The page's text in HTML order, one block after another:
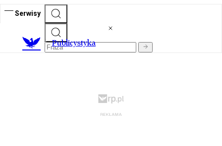
Serwisy
Publicystyka